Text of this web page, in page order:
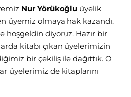
Nur Yörükoğlu üyelik
üyemiz olmaya hak kazandı.
hoşgeldin diyoruz. Hazır bir
kitabı çıkan üyelerimizin
bir çekiliş ile dağıttık. O
üyelerimiz de kitaplarını